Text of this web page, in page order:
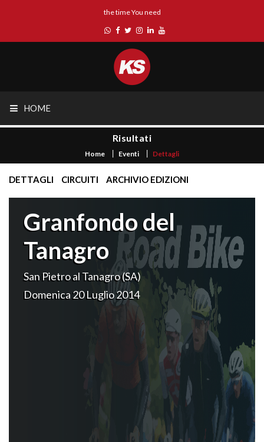
the time You need
HOME
Risultati
Home Eventi Dettagli
DETTAGLI CIRCUITI ARCHIVIO EDIZIONI
Granfondo del
Tanagro
San Pietro al Tanagro (SA)
Domenica 20 Luglio 2014